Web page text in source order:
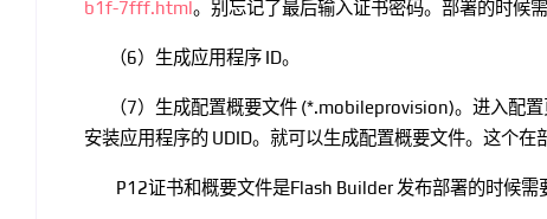
b1f-7fff.html。别忘记了最后输入证书密码。部署的时候需
（6） 生成应用程序 ID。
（7） 生成配置概要文件 (*.mobileprovision)。进入配置
安装应用程序的 UDID。就可以生成配置概要文件。这个在
P12证书和概要文件是Flash Builder 发布部署的时候需